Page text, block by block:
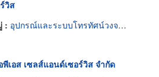
วิส
: อุปกรณ์และระบบโทรทัศน์วงจรปิด
พีเอส เซลส์แอนด์เซอร์วิส จำกัด